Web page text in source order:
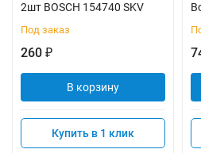
2шт BOSCH 154740 SKV
Под заказ
260 ₽
В корзину
Купить в 1 клик